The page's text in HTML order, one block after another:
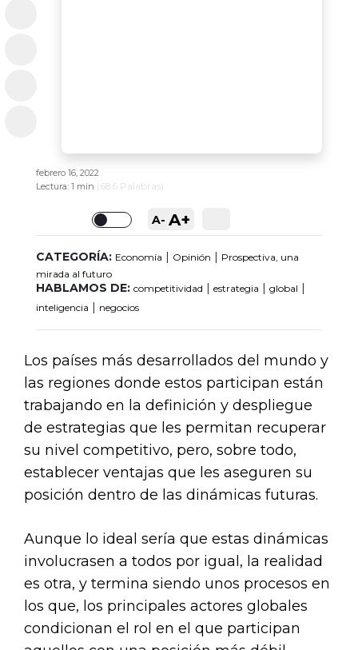
febrero 16, 2022
Lectura: 1 min ( 686 Palabras)
Toggle
A- A+
CATEGORÍA: Economía | Opinión | Prospectiva, una
mirada al futuro
HABLAMOS DE: competitividad | estrategia | global |
inteligencia | negocios
Los países más desarrollados del mundo y
las regiones donde estos participan están
trabajando en la definición y despliegue
de estrategias que les permitan recuperar
su nivel competitivo, pero, sobre todo,
establecer ventajas que les aseguren su
posición dentro de las dinámicas futuras.
Aunque lo ideal sería que estas dinámicas
involucrasen a todos por igual, la realidad
es otra, y termina siendo unos procesos en
los que, los principales actores globales
condicionan el rol en el que participan